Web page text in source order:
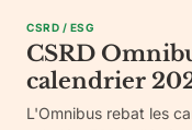
CSRD / ESG
CSRD
calendrier
L'Omnibus rebat les